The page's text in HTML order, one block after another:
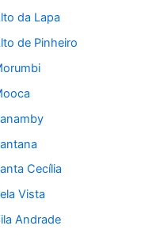
da Lapa
de Pinheiro
Cecília
Vista
Andrade